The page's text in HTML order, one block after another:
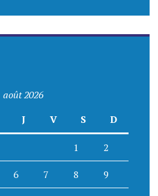
août 2026
J V S D
1 2
6 7 8 9